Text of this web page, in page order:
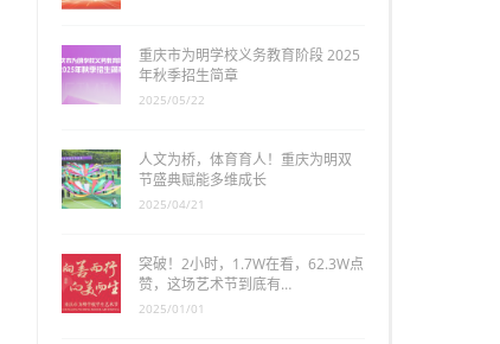
重庆市为明学校义务教育阶段 2025
年秋季招生简章
2025/05/22
人文为桥，体育育人！重庆为明双
节盛典赋能多维成长
2025/04/21
突破！2小时，1.7W在看，62.3W点
赞，这场艺术节到底有…
2025/01/01